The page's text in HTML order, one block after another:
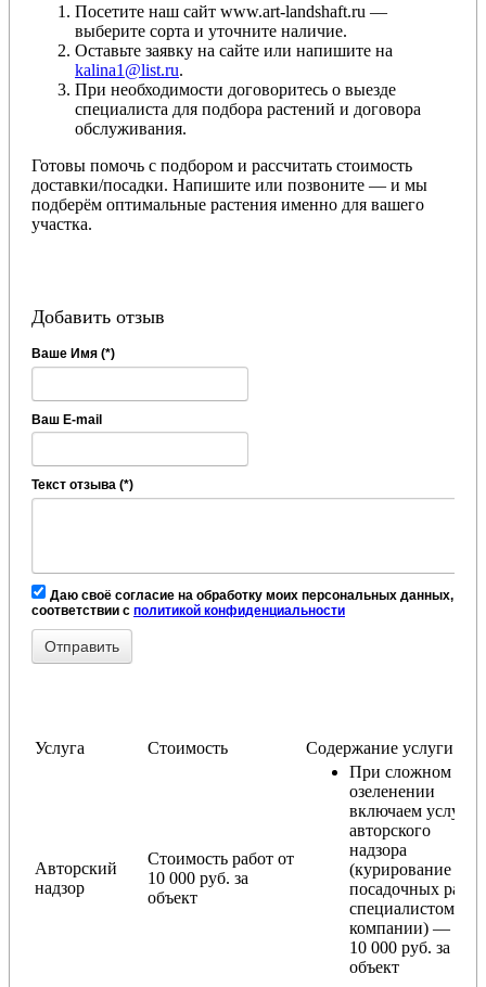
Посетите наш сайт www.art-landshaft.ru —
выберите сорта и уточните наличие.
Оставьте заявку на сайте или напишите на
kalina1@list.ru.
При необходимости договоритесь о выезде
специалиста для подбора растений и договора
обслуживания.
Готовы помочь с подбором и рассчитать стоимость
доставки/посадки. Напишите или позвоните — и мы
подберём оптимальные растения именно для вашего
участка.
Добавить отзыв
Ваше Имя (*)
Ваш E-mail
Текст отзыва (*)
Даю своё согласие на обработку моих персональных данных, в
соответствии с политикой конфиденциальности
Услуга Стоимость Содержание услуги
Авторский
надзор
Стоимость работ от
10 000 руб. за
объект
При сложном
озеленении
включаем услугу
авторского
надзора
(курирование
посадочных работ
специалистом
компании) — от
10 000 руб. за
объект